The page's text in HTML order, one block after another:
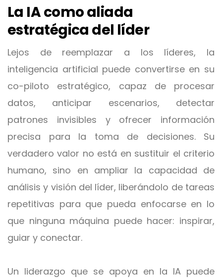
La IA como aliada
estratégica del líder
Lejos de reemplazar a los líderes, la
inteligencia artificial puede convertirse en su
co-piloto estratégico, capaz de procesar
datos, anticipar escenarios, detectar
patrones invisibles y ofrecer información
precisa para la toma de decisiones. Su
verdadero valor no está en sustituir el criterio
humano, sino en ampliar la capacidad de
análisis y visión del líder, liberándolo de tareas
repetitivas para que pueda enfocarse en lo
que ninguna máquina puede hacer: inspirar,
guiar y conectar.
Un liderazgo que se apoya en la IA puede